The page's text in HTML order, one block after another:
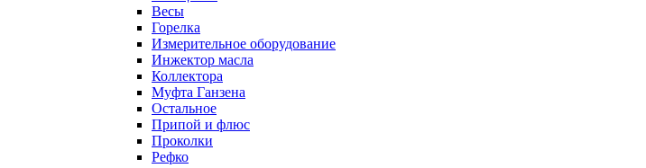
Весы
Горелка
Измерительное оборудование
Инжектор масла
Коллектора
Муфта Ганзена
Остальное
Припой и флюс
Проколки
Рефко